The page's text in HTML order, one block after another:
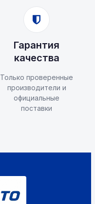
Гарантия
качества
Только проверенные
производители и
официальные
поставки